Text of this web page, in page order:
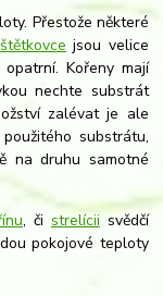
Přestože některé
štětkovce jsou velice
Kořeny mají
nechte substrát
zalévat je ale
substrátu,
na druhu samotné
, či strelíciisvědčí
pokojové teploty